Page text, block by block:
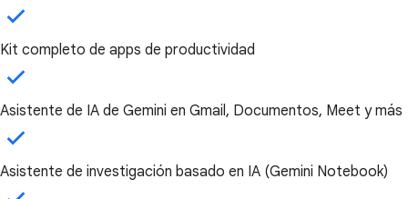
Kit completo de apps de productividad
Asistente de IA de Gemini en Gmail, Documentos, Meet y más
Asistente de investigación basado en IA (Gemini Notebook)